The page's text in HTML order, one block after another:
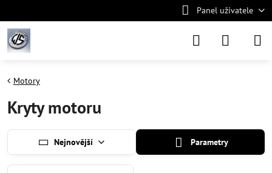
Panel uživatele
Motory
Kryty motoru
Nejnovější Parametry